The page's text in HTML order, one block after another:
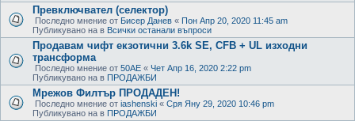
Превключвател (селектор)
Последно мнение от Бисер Данев « Пон Апр 20, 2020 11:45 am
Публикувано на в Всички останали въпроси
Продавам чифт екзотични 3.6k SE, CFB + UL изходни
трансформа
Последно мнение от 50AE « Чет Апр 16, 2020 2:22 pm
Публикувано на в ПРОДАЖБИ
Мрежов Филтър ПРОДАДЕН!
Последно мнение от iashenski « Сря Яну 29, 2020 10:46 pm
Публикувано на в ПРОДАЖБИ